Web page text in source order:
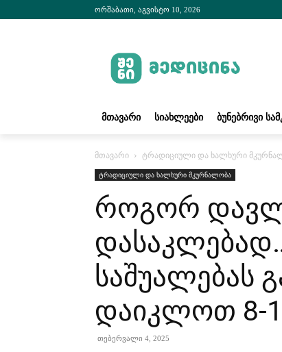
ორშაბათი, აგვისტო 10, 2026
ᲛᲗᲐᲕᲐᲠᲘ ᲡᲘᲐᲮᲚᲔᲔᲑᲘ ᲑᲣᲜᲔᲑᲠᲘᲕᲘ
მთავარი ტრადიციული და ხალხური
ტრადიციული და ხალხური მკურნალობა
როგორ
საშუალებას
დაიკლოთ 8-
თებერვალი 4, 2025